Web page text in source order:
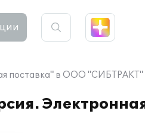
поставка" в ООО "СИБТРАКТ"